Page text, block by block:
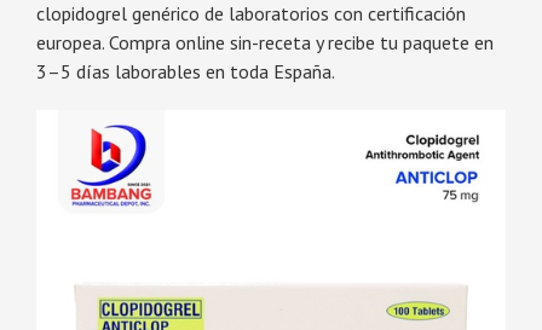
clopidogrel genérico de laboratorios con certificación
europea. Compra online sin-receta y recibe tu paquete en
3–5 días laborables en toda España.